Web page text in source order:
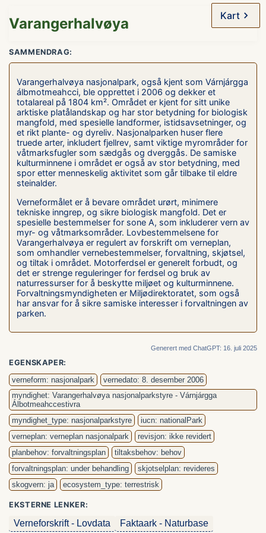
Kart
Varangerhalvøya
SAMMENDRAG:
Varangerhalvøya nasjonalpark, også kjent som Várnjárgga
álbmotmeahcci, ble opprettet i 2006 og dekker et
totalareal på 1804 km². Området er kjent for sitt unike
arktiske platålandskap og har stor betydning for biologisk
mangfold, med spesielle landformer, istidsavsetninger, og
et rikt plante- og dyreliv. Nasjonalparken huser flere
truede arter, inkludert fjellrev, samt viktige myrområder for
våtmarksfugler som sædgås og dverggås. De samiske
kulturminnene i området er også av stor betydning, med
spor etter menneskelig aktivitet som går tilbake til eldre
steinalder.
Verneformålet er å bevare området urørt, minimere
tekniske inngrep, og sikre biologisk mangfold. Det er
spesielle bestemmelser for sone A, som inkluderer vern av
myr- og våtmarksområder. Lovbestemmelsene for
Varangerhalvøya er regulert av forskrift om verneplan,
som omhandler vernebestemmelser, forvaltning, skjøtsel,
og tiltak i området. Motorferdsel er generelt forbudt, og
det er strenge reguleringer for ferdsel og bruk av
naturressurser for å beskytte miljøet og kulturminnene.
Forvaltningsmyndigheten er Miljødirektoratet, som også
har ansvar for å sikre samiske interesser i forvaltningen av
parken.
Generert med ChatGPT: 16. juli 2025
EGENSKAPER:
verneform: nasjonalpark
vernedato: 8. desember 2006
myndighet: Varangerhalvøya nasjonalparkstyre - Várnjárgga
Álbotmeahccestivra
myndighet_type: nasjonalparkstyre
iucn: nationalPark
verneplan: verneplan nasjonalpark
revisjon: ikke revidert
planbehov: forvaltningsplan
tiltaksbehov: behov
forvaltningsplan: under behandling
skjotselplan: revideres
skogvern: ja
ecosystem_type: terrestrisk
EKSTERNE LENKER:
Verneforskrift - Lovdata Faktaark - Naturbase